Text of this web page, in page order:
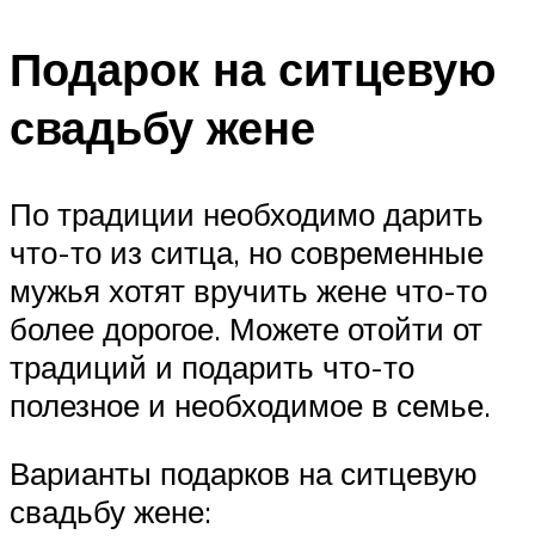
Подарок на ситцевую
свадьбу жене
По традиции необходимо дарить
что-то из ситца, но современные
мужья хотят вручить жене что-то
более дорогое. Можете отойти от
традиций и подарить что-то
полезное и необходимое в семье.
Варианты подарков на ситцевую
свадьбу жене: